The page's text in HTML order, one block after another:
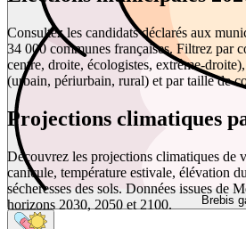
Brebis
Consultez les candidats déclarés aux
34 000 communes françaises. Filtrez par
centre, droite, écologistes, extrême-
(urbain, périurbain, rural) et par taille de
Projections climatiques
Découvrez les projections climatiques de
canicule, température estivale, élévation
sécheresses des sols. Données issues de
horizons 2030, 2050 et 2100.